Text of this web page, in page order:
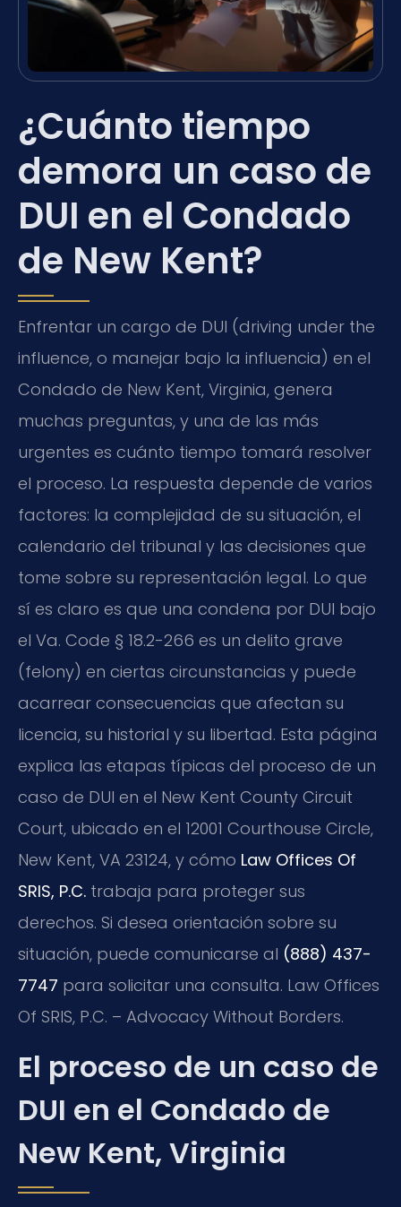
¿Cuánto tiempo
demora un caso de
DUI en el Condado
de New Kent?
Enfrentar un cargo de DUI (driving under the
influence, o manejar bajo la influencia) en el
Condado de New Kent, Virginia, genera
muchas preguntas, y una de las más
urgentes es cuánto tiempo tomará resolver
el proceso. La respuesta depende de varios
factores: la complejidad de su situación, el
calendario del tribunal y las decisiones que
tome sobre su representación legal. Lo que
sí es claro es que una condena por DUI bajo
el Va. Code § 18.2-266 es un delito grave
(felony) en ciertas circunstancias y puede
acarrear consecuencias que afectan su
licencia, su historial y su libertad. Esta página
explica las etapas típicas del proceso de un
caso de DUI en el New Kent County Circuit
Court, ubicado en el 12001 Courthouse Circle,
New Kent, VA 23124, y cómo Law Offices Of
SRIS, P.C. trabaja para proteger sus
derechos. Si desea orientación sobre su
situación, puede comunicarse al (888) 437-
7747 para solicitar una consulta. Law Offices
Of SRIS, P.C. – Advocacy Without Borders.
El proceso de un caso de
DUI en el Condado de
New Kent, Virginia